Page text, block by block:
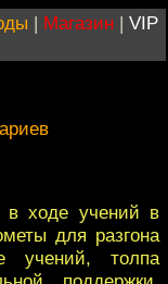
| Магазин | VIP
в ходе учений в
для разгона
учений, толпа